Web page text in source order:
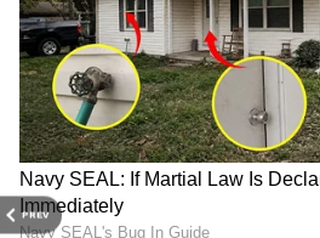
PREV